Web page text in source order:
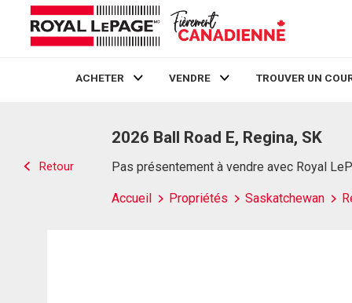
ACHETER VENDRE TROUVER UN
Retour
2026 Ball Road E, Regina, SK
Pas présentement à vendre avec Royal
Accueil Propriétés Saskatchewan